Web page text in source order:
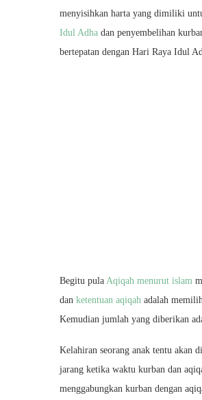
menyisihkan harta yang dimiliki
Idul Adha dan penyembelihan
bertepatan dengan Hari Raya Idul
Begitu pula Aqiqah menurut islam
dan ketentuan aqiqah adalah
Kemudian jumlah yang diberikan
Kelahiran seorang anak tentu akan
jarang ketika waktu kurban dan
menggabungkan kurban dengan